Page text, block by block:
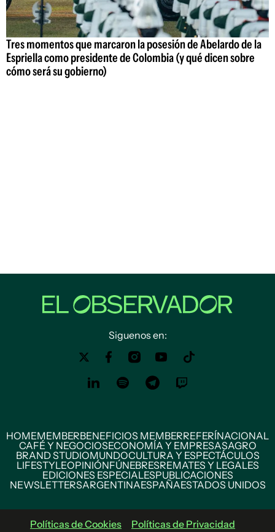
Tres momentos que marcaron la posesión de Abelardo de la
Espriella como presidente de Colombia (y qué dicen sobre
cómo será su gobierno)
Siguenos en:
HOMEMEMBERBENEFICIOS MEMBERREFERÍNACIONAL
CAFÉ Y NEGOCIOSECONOMÍA Y EMPRESASAGRO
BRAND STUDIOMUNDOCULTURA Y ESPECTÁCULOS
LIFESTYLEOPINIÓNFÚNEBRESREMATES Y LEGALES
EDICIONES ESPECIALESPUBLICACIONES
NEWSLETTERSARGENTINAESPAÑAESTADOS UNIDOS
Políticas de Cookies Políticas de Privacidad